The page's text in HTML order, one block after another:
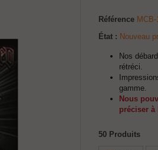
Référence MCB-
État : Nouveau
Nos
rétréci.
gamme.
Nous
préciser à
50 Produits